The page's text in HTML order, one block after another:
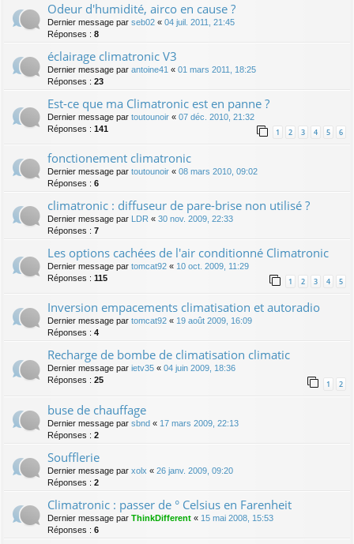
Odeur d'humidité, airco en cause ?
Dernier message par seb02 « 04 juil. 2011, 21:45
Réponses : 8
éclairage climatronic V3
Dernier message par antoine41 « 01 mars 2011, 18:25
Réponses : 23
Est-ce que ma Climatronic est en panne ?
Dernier message par toutounoir « 07 déc. 2010, 21:32
Réponses : 141 1 2 3 4 5 6
fonctionement climatronic
Dernier message par toutounoir « 08 mars 2010, 09:02
Réponses : 6
climatronic : diffuseur de pare-brise non utilisé ?
Dernier message par LDR « 30 nov. 2009, 22:33
Réponses : 7
Les options cachées de l'air conditionné Climatronic
Dernier message par tomcat92 « 10 oct. 2009, 11:29
Réponses : 115 1 2 3 4 5
Inversion empacements climatisation et autoradio
Dernier message par tomcat92 « 19 août 2009, 16:09
Réponses : 4
Recharge de bombe de climatisation climatic
Dernier message par ietv35 « 04 juin 2009, 18:36
Réponses : 25 1 2
buse de chauffage
Dernier message par sbnd « 17 mars 2009, 22:13
Réponses : 2
Soufflerie
Dernier message par xolx « 26 janv. 2009, 09:20
Réponses : 2
Climatronic : passer de ° Celsius en Farenheit
Dernier message par ThinkDifferent « 15 mai 2008, 15:53
Réponses : 6